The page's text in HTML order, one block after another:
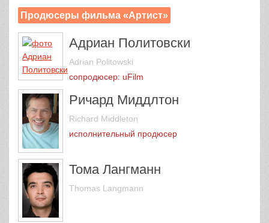
Продюсеры фильма «Артист»
Адриан Политовски
Adrian Politowski
сопродюсер: uFilm
Ричард Миддлтон
Richard Middleton
исполнительный продюсер
Тома Лангманн
Thomas Langmann